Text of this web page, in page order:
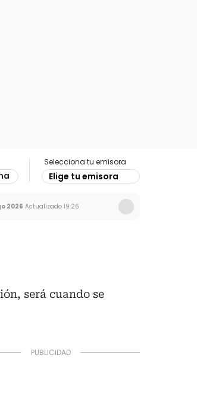
Selecciona tu emisora
Elige tu emisora
2026 Actualizado 19:26
será cuando se